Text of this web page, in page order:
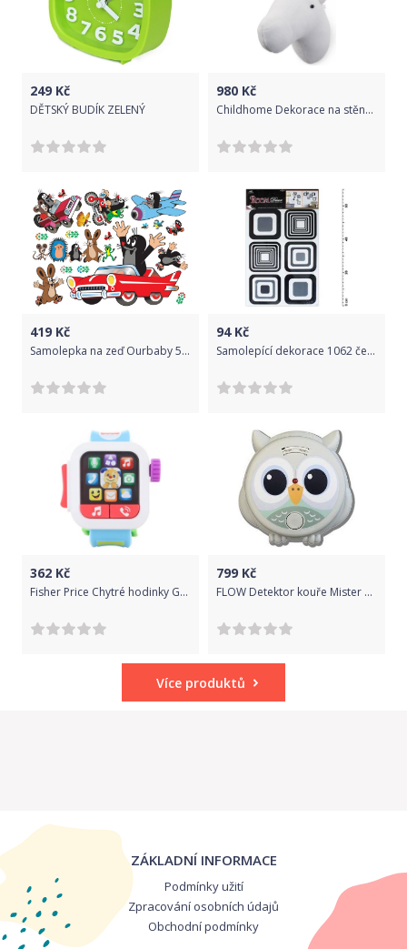
249 Kč
DĚTSKÝ BUDÍK ZELENÝ
980 Kč
Childhome Dekorace na stěnu Unicorn
419 Kč
Samolepka na zeď Ourbaby 5241-0, 85x65 cm
94Kč
Samolepící dekorace 1062 černé čtverce 70x42cm
362 Kč
Fisher Price Chytré hodinky GMM58 ON-LINE 1.4.-30.6.2020
799 Kč
FLOW Detektor kouře Mister Owl
Více produktů
ZÁKLADNÍ INFORMACE
Podmínky užití
Zpracování osobních údajů
Obchodní podmínky